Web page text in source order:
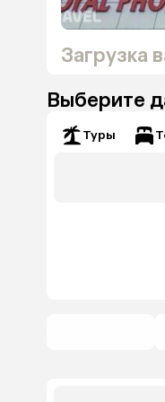
Загрузка
Выберите
Туры